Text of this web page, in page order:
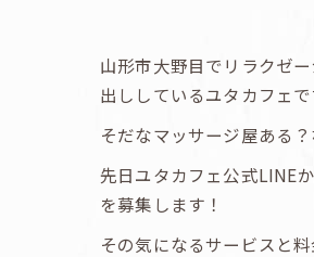
山形市大野目でリラクゼ
出ししているユタカフェで
そだなマッサージ屋ある
先日ユタカフェ公式LINE
を募集します！
その気になるサービスと料